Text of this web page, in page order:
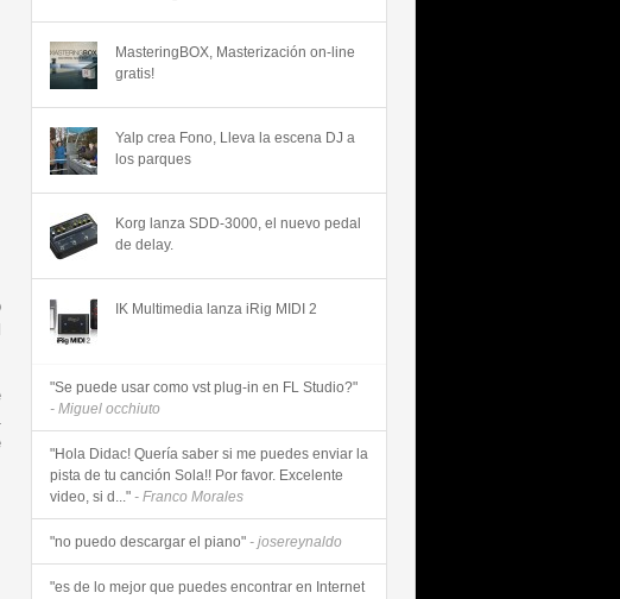
MasteringBOX, Masterización on-line
gratis!
Yalp crea Fono, Lleva la escena DJ a
los parques
Korg lanza SDD-3000, el nuevo pedal
de delay.
IK Multimedia lanza iRig MIDI 2
"Se puede usar como vst plug-in en FL Studio?"
- Miguel occhiuto
"Hola Didac! Quería saber si me puedes enviar la
pista de tu canción Sola!! Por favor. Excelente
video, si d..." - Franco Morales
"no puedo descargar el piano" - josereynaldo
"es de lo mejor que puedes encontrar en Internet